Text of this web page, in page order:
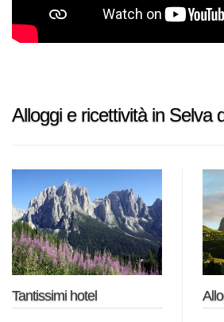
Alloggi e ricettività in Selva
Tantissimi hotel